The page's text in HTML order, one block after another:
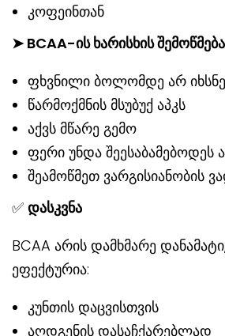
კოფეინთან
➤ BCAA-ის ხარისხის შემოწმება
ფხვნილი ბოლომდე არ
წარმოქმნის მსუბუქ აპკს
აქვს მწარე გემო
ფერი უნდა
შეამოწმეთ ვარგისიანობის
✅ დასკვნა
BCAA არის დამხმარე
ეფექტურია:
კუნთის დაცვისთვის
აღდგენის დასაჩქარებლად